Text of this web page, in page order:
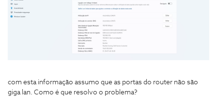
com esta informação assumo que as portas do router não são
giga lan. Como é que resolvo o problema?